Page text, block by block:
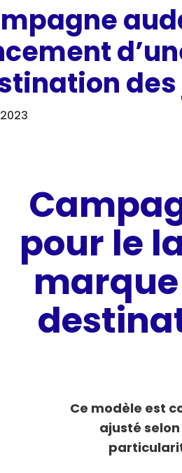
pour le
Ce modèle est
ajusté